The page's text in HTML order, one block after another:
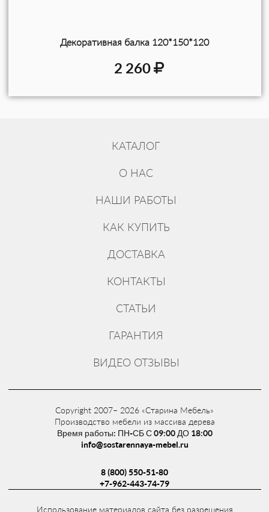
Декоративная балка 120*150*120
2 260
КАТАЛОГ
О НАС
НАШИ РАБОТЫ
КАК КУПИТЬ
ДОСТАВКА
КОНТАКТЫ
СТАТЬИ
ГАРАНТИЯ
ВИДЕО ОТЗЫВЫ
Copyright 2007– 2026 «Старина Мебель»
Производство мебели из массива дерева
Время работы: ПН-СБ С 09:00 ДО 18:00
info@sostarennaya-mebel.ru
8 (800) 550-51-80
+7-962-443-74-79
Использование материалов сайта без разрешения